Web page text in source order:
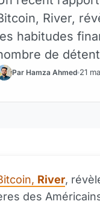
River,
habitudes
de
Par Hamza Ahmed 21
River,
des